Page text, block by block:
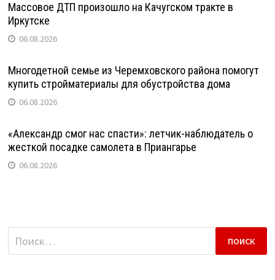
Массовое ДТП произошло на Качугском тракте в
Иркутске
06.08.2026
Многодетной семье из Черемховского района помогут
купить стройматериалы для обустройства дома
06.08.2026
«Александр смог нас спасти»: летчик-наблюдатель о
жесткой посадке самолета в Приангарье
06.08.2026
Найти: